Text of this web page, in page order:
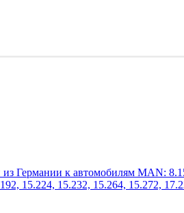
Германии к автомобилям MAN:
15.224, 15.232, 15.264, 15.272,